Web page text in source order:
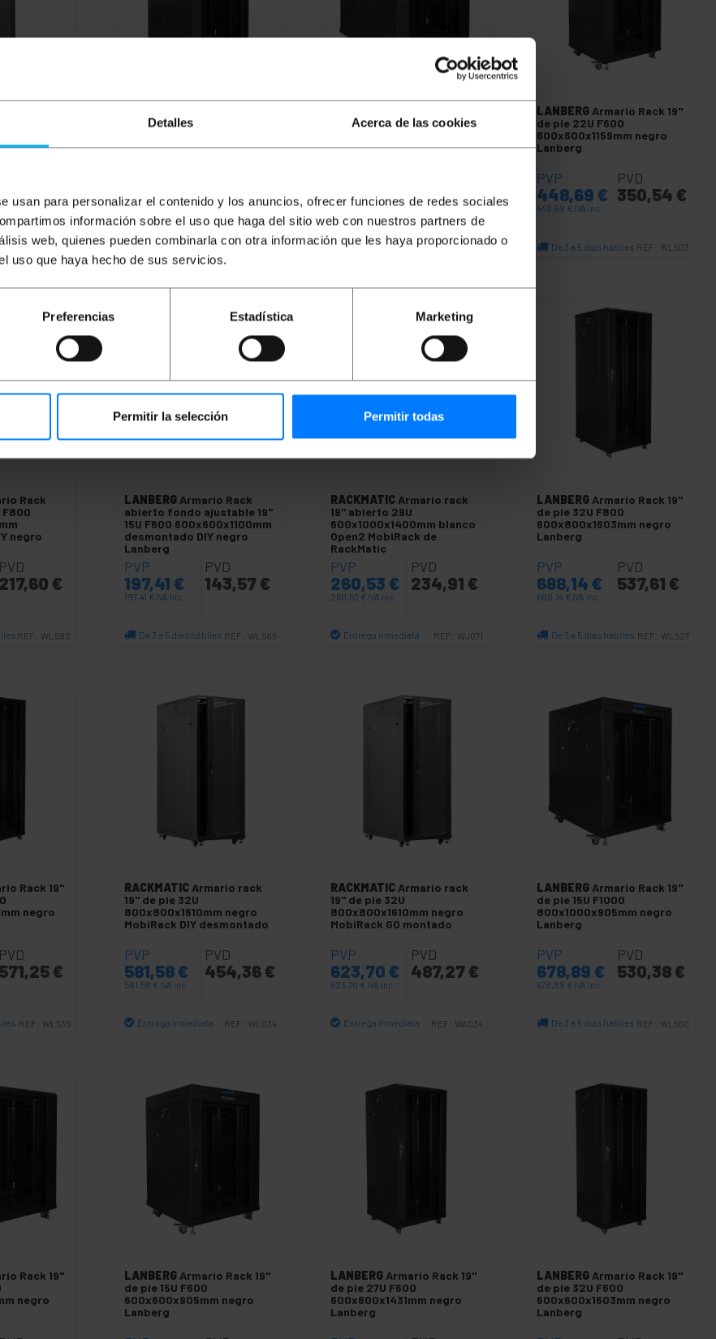
Detalles Acerca de las cookies
usan para personalizar el contenido y los anuncios, ofrecer funciones de redes sociales
información sobre el uso que haga del sitio web con nuestros partners de
web, quienes pueden combinarla con otra información que les haya proporcionado o
uso que haya hecho de sus servicios.
Preferencias Estadística Marketing
Permitir la selección Permitir todas
€
REF: WL053
de pie 22U F800
Lanberg
562,84€
562,84€IVA inc.
439,72€
De 3 a 5 días hábilesREF: WL522
Cantidad
de pie 15U F800
Lanberg
340,42€
340,42€ IVA inc.
299,01€
De 3 a 5 días hábiles REF: WL521
LANBERG Armario Rack 19"
de pie 22U F600
600x600x1159mm negro
Lanberg
PVP
448,69€
448,69 € IVA inc.
PVD
350,54 €
De 3 a 5 días hábiles REF: WL503
Rack
F800
negro
PVD
217,60 €
REF: WL582
LANBERG Armario Rack
abierto fondo ajustable 19"
15U F600 600x600x1100mm
desmontado DIY negro
Lanberg
PVP
197,41€
197,41 € IVA inc.
PVD
143,57 €
De 3 a 5 días hábiles REF: WL585
RACKMATIC Armario rack
19'' abierto 29U
600x1000x1400mm blanco
Open2 MobiRack de
RackMatic
PVP
260,53€
260,53 € IVA inc.
PVD
234,91 €
Entrega inmediata REF: WJ071
LANBERG Armario Rack 19"
de pie 32U F800
600x800x1603mm negro
Lanberg
PVP
688,14€
688,14 € IVA inc.
PVD
537,61 €
De 3 a 5 días hábiles REF: WL527
Rack 19"
negro
PVD
571,25 €
REF: WL535
RACKMATIC Armario rack
19'' de pie 32U
800x800x1610mm negro
MobiRack DIY desmontado
PVP
581,58€
581,58 € IVA inc.
PVD
454,36 €
Entrega inmediata REF: WL034
RACKMATIC Armario rack
19'' de pie 32U
800x800x1610mm negro
MobiRack GO montado
PVP
623,70€
623,70 € IVA inc.
PVD
487,27 €
Entrega inmediata REF: WA034
LANBERG Armario Rack 19"
de pie 15U F1000
800x1000x905mm negro
Lanberg
PVP
678,89€
678,89 € IVA inc.
PVD
530,38 €
De 3 a 5 días hábiles REF: WL550
Rack 19"
negro
LANBERG Armario Rack 19"
de pie 15U F600
600x600x905mm negro
Lanberg
LANBERG Armario Rack 19"
de pie 27U F600
600x600x1431mm negro
Lanberg
LANBERG Armario Rack 19"
de pie 32U F600
600x600x1603mm negro
Lanberg